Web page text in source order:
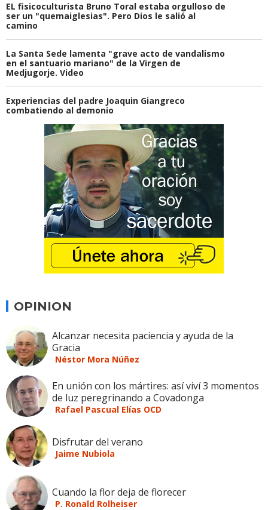
EL fisicoculturista Bruno Toral estaba orgulloso de
ser un "quemaiglesias". Pero Dios le salió al
camino
La Santa Sede lamenta "grave acto de vandalismo
en el santuario mariano" de la Virgen de
Medjugorje. Video
Experiencias del padre Joaquin Giangreco
combatiendo al demonio
OPINION
Alcanzar necesita paciencia y ayuda de la
Gracia
Néstor Mora Núñez
En unión con los mártires: así viví 3 momentos
de luz peregrinando a Covadonga
Rafael Pascual Elías OCD
Disfrutar del verano
Jaime Nubiola
Cuando la flor deja de florecer
P. Ronald Rolheiser